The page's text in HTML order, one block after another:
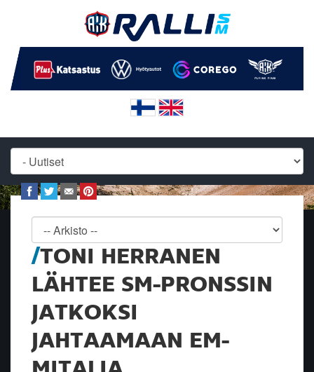
TONI HERRANEN
LÄHTEE SM-PRONSSIN
JATKOKSI
JAHTAAMAAN EM-